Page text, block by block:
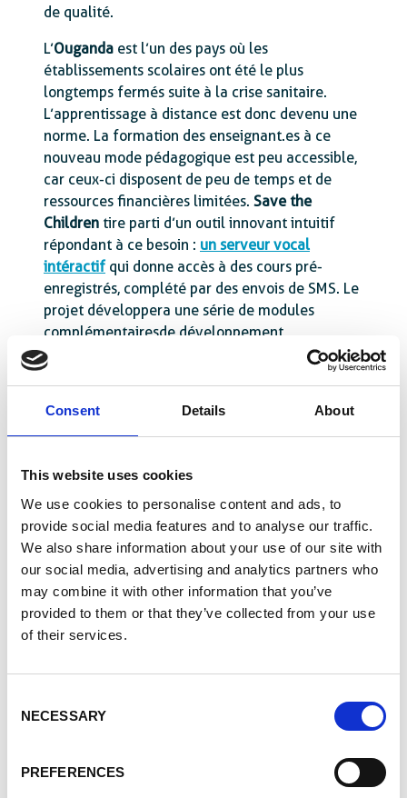
Consent Details About
This website uses cookies
We use cookies to personalise content and ads, to
provide social media features and to analyse our traffic.
We also share information about your use of our site with
our social media, advertising and analytics partners who
may combine it with other information that you’ve
provided to them or that they’ve collected from your use
of their services.
Selection
NECESSARY
PREFERENCES
de qualité.
L’Ouganda est l’un des pays où les
établissements scolaires ont été le plus
longtemps fermés suite à la crise sanitaire.
L’apprentissage à distance est donc devenu une
norme. La formation des enseignant.es à ce
nouveau mode pédagogique est peu accessible,
car ceux-ci disposent de peu de temps et de
ressources financières limitées. Save the
Children tire parti d’un outil innovant intuitif
répondant à ce besoin : un serveur vocal
intéractifqui donne accès à des cours pré-
enregistrés, complété par des envois de SMS. Le
projet développera une série de modules
complémentairesde développement
professionnel à destination enseignant.es ainsi
que des questionnaires qui seront hébergés sur
Bundibugyo et Ntoroko sont visés dans une
première phase. La deuxième étape envisage
place d’une ligne gratuite à l’échelle du pays
entier.
« Ces 5 nouveaux projets nous permettent de
contribuer à la réponse à la crise Covid de
l’Union européenne en matière d’éducation.
Au travers de leurs innovations numériques,
les acteurs ont transformé le risque de
certaines habitudes et manières de faire. Au
niveau de Wehubit, ils viennent compléter un
variés que l’autonomisation des femmes et
des jeunes, l’agriculture intelligente face au